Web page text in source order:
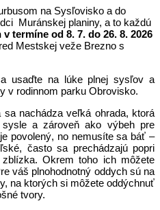
na Sysľovisko a do
Muránskej planiny, a to každú
termíne od 8. 7. do 26. 8. 2026
Mestskej veže Brezno s
usaďte na lúke plnej sysľov a
v rodinnom parku Obrovisko.
nachádza veľká ohrada, ktorá
a zároveň ako výbeh pre
povolený, no nemusíte sa báť –
často sa prechádzajú popri
Okrem toho ich môžete
váš plnohodnotný oddych sú na
na ktorých si môžete oddýchnuť
tvory.